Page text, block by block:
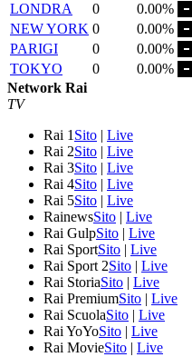
LONDRA
0
0.00%
NEW YORK 0
0.00%
PARIGI
0
0.00%
TOKYO
0
0.00%
Network Rai
TV
Rai 1 Sito | Live
Rai 2Sito | Live
Rai 3Sito | Live
Rai 4Sito | Live
Rai 5Sito | Live
RainewsSito | Live
Rai GulpSito | Live
Rai SportSito | Live
Rai Sport 2Sito | Live
Rai StoriaSito | Live
Rai PremiumSito | Live
Rai ScuolaSito | Live
Rai YoYoSito | Live
Rai MovieSito | Live